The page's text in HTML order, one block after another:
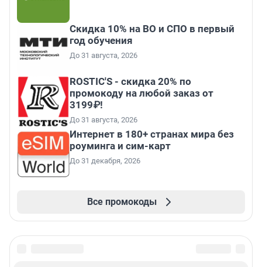
Скидка 10% на ВО и СПО в первый
год обучения
До 31 августа, 2026
ROSTIC'S - скидка 20% по
промокоду на любой заказ от
3199₽!
До 31 августа, 2026
Интернет в 180+ странах мира без
роуминга и сим-карт
До 31 декабря, 2026
Все промокоды